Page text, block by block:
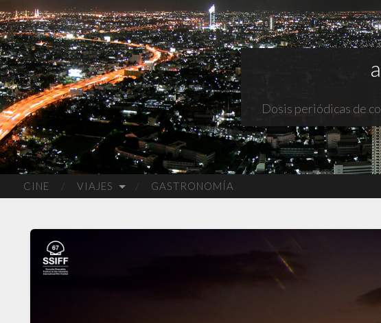
Dosis periódicas de
CINE VIAJES GASTRONOMÍA